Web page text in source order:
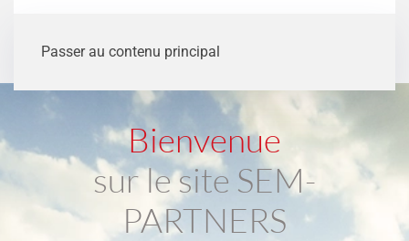
Passer au contenu principal
Bienvenue
sur le site SEM-
PARTNERS